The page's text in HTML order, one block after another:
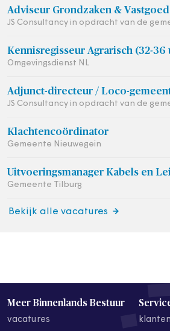
Adviseur Grondzaken & Vastgoed
JS Consultancy in opdracht van de
Kennisregisseur Agrarisch (32-36
Omgevingsdienst NL
Adjunct-directeur / Loco-
JS Consultancy in opdracht van de
Klachtencoördinator
Gemeente Nieuwegein
Uitvoeringsmanager Kabels en
Gemeente Tilburg
Bekijk alle vacatures
Meer Binnenlands Bestuur
vacatures